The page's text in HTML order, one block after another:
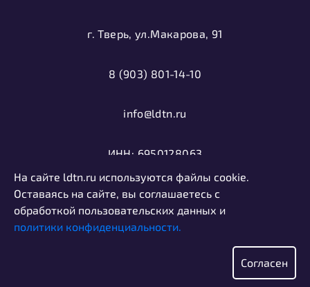
г. Тверь, ул.Макарова, 91
8 (903) 801-14-10
info@ldtn.ru
ИНН: 6950128063
ОГРН: 1116952000406
Политика конфиденциальности
Информация, представленная на сайте, не является
На сайте ldtn.ru используются файлы cookie.
Оставаясь на сайте, вы соглашаетесь с
обработкой пользовательских данных и
политики конфиденциальности.
Согласен